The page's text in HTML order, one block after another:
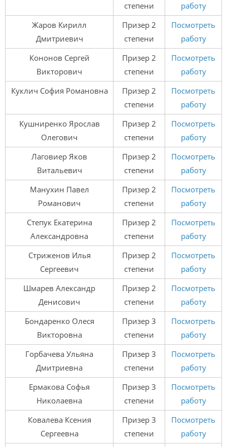
степени
работу
Жаров Кирилл
Дмитриевич
Призер 2
степени
Посмотреть
работу
Кононов Сергей
Викторович
Призер 2
степени
Посмотреть
работу
Куклич София Романовна
Призер 2
степени
Посмотреть
работу
Кушниренко Ярослав
Олегович
Призер 2
степени
Посмотреть
работу
Лаговиер Яков
Витальевич
Призер 2
степени
Посмотреть
работу
Манухин Павел
Романович
Призер 2
степени
Посмотреть
работу
Степук Екатерина
Александровна
Призер 2
степени
Посмотреть
работу
Стриженов Илья
Сергеевич
Призер 2
степени
Посмотреть
работу
Шмарев Александр
Денисович
Призер 2
степени
Посмотреть
работу
Бондаренко Олеся
Викторовна
Призер 3
степени
Посмотреть
работу
Горбачева Ульяна
Дмитриевна
Призер 3
степени
Посмотреть
работу
Ермакова Софья
Николаевна
Призер 3
степени
Посмотреть
работу
Ковалева Ксения
Сергеевна
Призер 3
степени
Посмотреть
работу